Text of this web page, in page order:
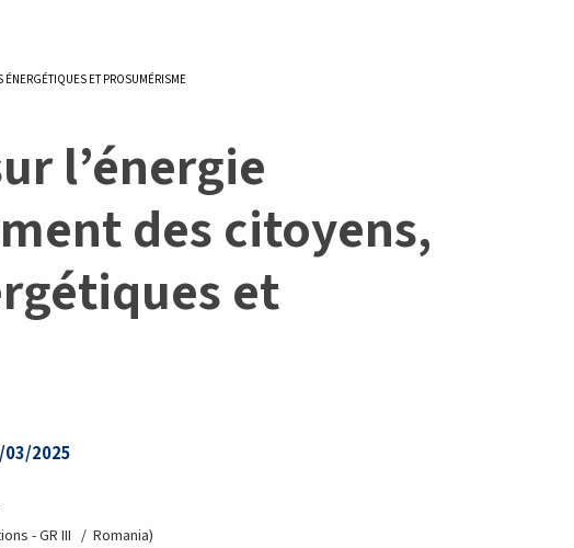
ET PROSUMÉRISME
l’énergie
des citoyens,
et
2025
- GR III
Romania